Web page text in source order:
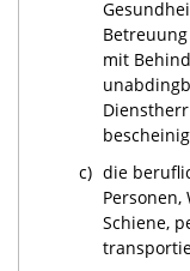
mit
c) die
Schiene,